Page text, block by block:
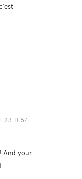
23 H 54
And your